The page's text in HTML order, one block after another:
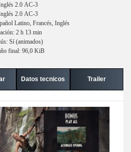
2.0 AC-3
2.0 AC-3
Latino, Francés, Inglés
2 h 13 min
Sí (animados)
final: 96,0 KiB
Datos tecnicos Trailer